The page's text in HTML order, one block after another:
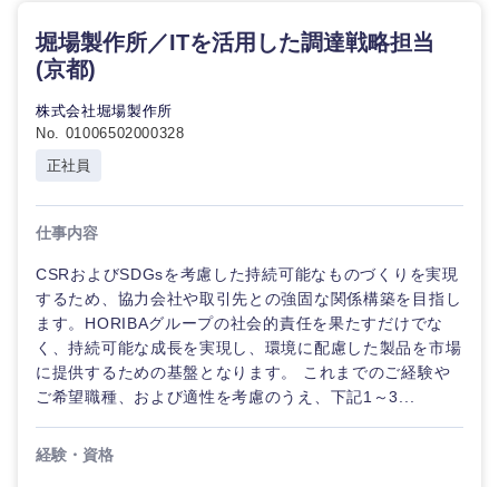
建設・施
その他
人材・アウトソーシング
サービス
近畿地方
滋賀県 京都府
大阪府 兵庫県
堀場製作所／ITを活用した調達戦略担当
(京都)
株式会社堀場製作所
No. 01006502000328
正社員
仕事内容
CSRおよびSDGsを考慮した持続可能なものづくりを実現
するため、協力会社や取引先との強固な関係構築を目指し
ます。HORIBAグループの社会的責任を果たすだけでな
く、持続可能な成長を実現し、環境に配慮した製品を市場
に提供するための基盤となります。 これまでのご経験や
ご希望職種、および適性を考慮のうえ、下記1～3...
経験・資格